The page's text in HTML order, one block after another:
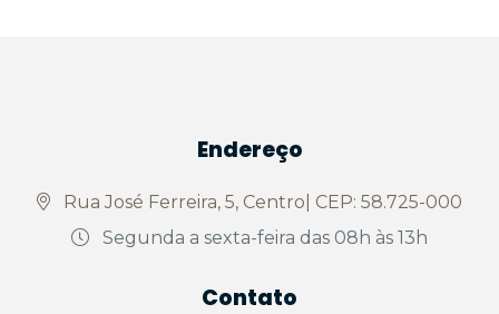
Endereço
Rua José Ferreira, 5, Centro| CEP: 58.725-000
Segunda a sexta-feira das 08h às 13h
Contato